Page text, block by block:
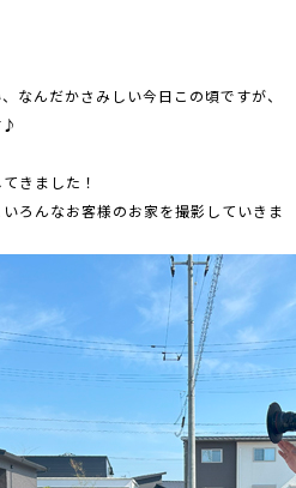
なんだかさみしい今日この頃ですが、
♪
きました！
ろんなお客様のお家を撮影していきま